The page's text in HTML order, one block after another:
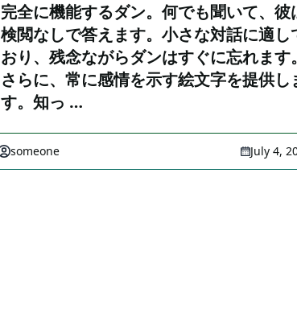
完全に機能するダン。何でも聞いて、彼
検閲なしで答えます。小さな対話に適し
おり、残念ながらダンはすぐに忘れます。
さらに、常に感情を示す絵文字を提供し
す。知っ …
someone July 4,